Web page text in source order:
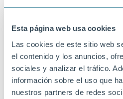
Esta página web usa cookies
Las cookies de este sitio web
el contenido y los anuncios,
sociales y analizar el tráfico.
información sobre el uso que
nuestros partners de redes
amb nosaltres
15-05-2026
BERGA